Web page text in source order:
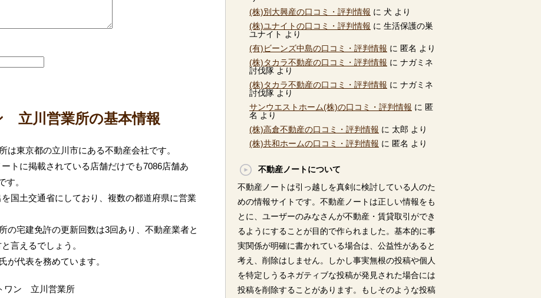
立川営業所の基本情報
東京都の立川市にある不動産会社です。
トに掲載されている店舗だけでも7086店舗あ
す。
国土交通省にしており、複数の都道府県に営業
宅建免許の更新回数は3回あり、不動産業者と
言えるでしょう。
代表を務めています。
ワン 立川営業所
(株)別大興産の口コミ・評判情報 に 犬 より
(株)ユナイトの口コミ・評判情報 に 生活保護の巣
ユナイト より
(有)ビーンズ中島の口コミ・評判情報 に 匿名 より
(株)タカラ不動産の口コミ・評判情報 に ナガミネ
討伐隊 より
(株)タカラ不動産の口コミ・評判情報 に ナガミネ
討伐隊 より
サンウエストホーム(株)の口コミ・評判情報 に 匿
名 より
(株)高倉不動産の口コミ・評判情報 に 太郎 より
(株)共和ホームの口コミ・評判情報 に 匿名 より
不動産ノートについて
不動産ノートは引っ越しを真剣に検討している人のた
めの情報サイトです。不動産ノートは正しい情報をも
とに、ユーザーのみなさんが不動産・賃貸取引ができ
るようにすることが目的で作られました。基本的に事
実関係が明確に書かれている場合は、公益性があると
考え、削除はしません。しかし事実無根の投稿や個人
を特定しうるネガティブな投稿が発見された場合には
投稿を削除することがあります。もしそのような投稿